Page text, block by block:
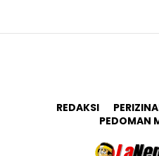
REDAKSI
PEDOMAN